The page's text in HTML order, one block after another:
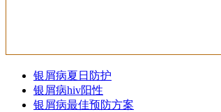
银屑病夏日防护
银屑病hiv阳性
银屑病最佳预防方案